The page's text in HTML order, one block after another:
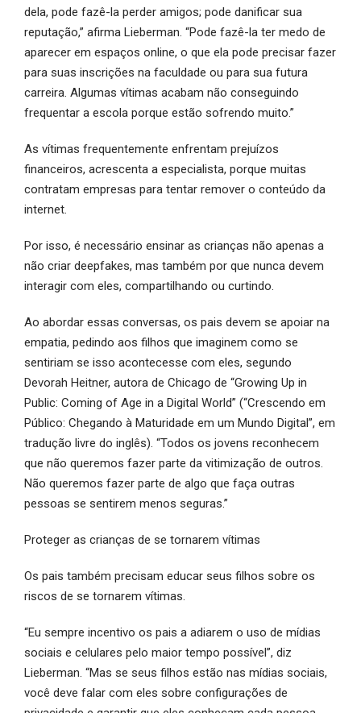
dela, pode fazê-la perder amigos; pode danificar sua
reputação,” afirma Lieberman. “Pode fazê-la ter medo de
aparecer em espaços online, o que ela pode precisar fazer
para suas inscrições na faculdade ou para sua futura
carreira. Algumas vítimas acabam não conseguindo
frequentar a escola porque estão sofrendo muito.”
As vítimas frequentemente enfrentam prejuízos
financeiros, acrescenta a especialista, porque muitas
contratam empresas para tentar remover o conteúdo da
internet.
Por isso, é necessário ensinar as crianças não apenas a
não criar deepfakes, mas também por que nunca devem
interagir com eles, compartilhando ou curtindo.
Ao abordar essas conversas, os pais devem se apoiar na
empatia, pedindo aos filhos que imaginem como se
sentiriam se isso acontecesse com eles, segundo
Devorah Heitner, autora de Chicago de “Growing Up in
Public: Coming of Age in a Digital World” (“Crescendo em
Público: Chegando à Maturidade em um Mundo Digital”, em
tradução livre do inglês). “Todos os jovens reconhecem
que não queremos fazer parte da vitimização de outros.
Não queremos fazer parte de algo que faça outras
pessoas se sentirem menos seguras.”
Proteger as crianças de se tornarem vítimas
Os pais também precisam educar seus filhos sobre os
riscos de se tornarem vítimas.
“Eu sempre incentivo os pais a adiarem o uso de mídias
sociais e celulares pelo maior tempo possível”, diz
Lieberman. “Mas se seus filhos estão nas mídias sociais,
você deve falar com eles sobre configurações de